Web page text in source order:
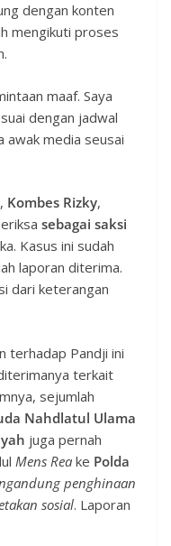
dengan konten
mengikuti proses
maaf. Saya
dengan jadwal
awak media seusai
Kombes Rizky,
sebagai saksi
Kasus ini sudah
laporan diterima.
dari keterangan
terhadap Pandji ini
terkait
sejumlah
Nahdlatul Ulama
juga pernah
Mens Rea ke Polda
penghinaan
sosial. Laporan